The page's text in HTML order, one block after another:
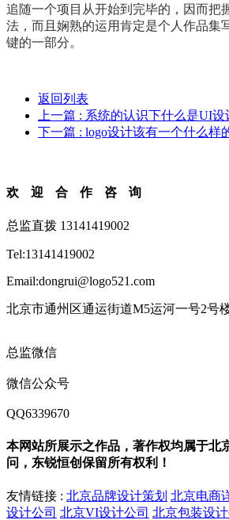
追随一个项目从开始到完毕的，因而把
法，而且娴熟的运用肯定是个人作品集
键的一部分。
返回列表
上一篇 : 系统的认识下什么是UI设
下一篇 : logo设计该有一个什么样
欢迎合作咨询
总监直拨 13141419002
Tel:13141419002
Email:dongrui@logo521.com
北京市通州区通运街道M5运河一号2号
总监微信
微信公众号
QQ6339670
本网站所展示之作品，著作权均属于北
问，东锐恒创保留所有权利！
友情链接 : 北京品牌设计策划 北京电商
设计公司 北京VI设计公司 北京包装设计